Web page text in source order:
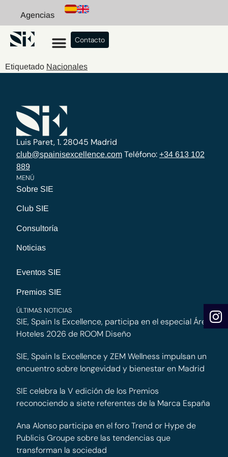
Agencias
Contacto
Etiquetado Nacionales
Luis Paret, 1. 28045 Madrid
club@spainisexcellence.com Teléfono: +34 613 102
889
MENÚ
Sobre SIE
Club SIE
Consultoría
Noticias
Eventos SIE
Premios SIE
ÚLTIMAS NOTICIAS
SIE, Spain Is Excellence, participa en el especial Área
Hoteles 2026 de ROOM Diseño
SIE, Spain Is Excellence y ZEM Wellness impulsan un
encuentro sobre longevidad y bienestar en Madrid
SIE celebra la V edición de los Premios
reconociendo a siete referentes de la Marca España
Ana Alonso participa en el foro Trend or Hype de
Publicis Groupe sobre las tendencias que
transforman la sociedad